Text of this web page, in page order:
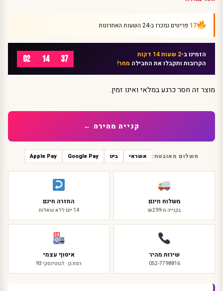
17 פריטים נמכרו ב-24 השעות האחרונות
הזמינו ב-2 שעות 14 דקות
הקרובות ותקבלו את החבילה מחר! 02 14 37
מוצר זה חסר כרגע במלאי ואינו זמין.
קנייה מהירה ←
תשלום מאובטח: אשראי ביט Google Pay
Apple Pay
משלוח חינם
בקנייה מ-₪299
החזרה חינם
14 יום ללא שאלות
שירות מהיר
052-7798816
איסוף עצמי
רמת גן · ז'בוטינסקי 93